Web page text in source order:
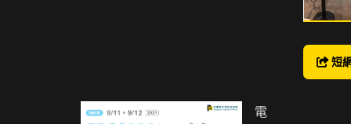
短
電